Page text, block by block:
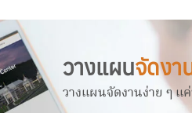
วางแผนจัดง
วางแผนจัดงานง่าย ๆ แ